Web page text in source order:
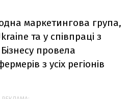
маркетингова група,
та у співпраці з
провела
з усіх регіонів